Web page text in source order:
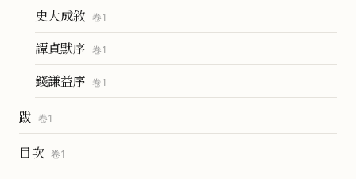
史大成敘 卷1
譚貞默序 卷1
錢謙益序 卷1
跋 卷1
目次 卷1